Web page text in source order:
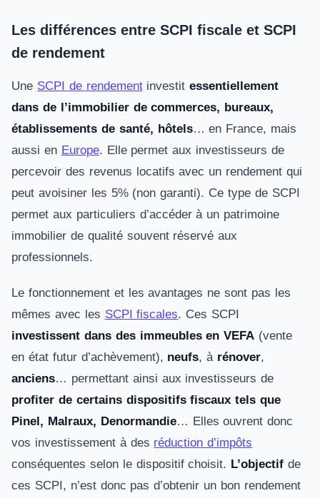
Les différences entre SCPI fiscale et SCPI
de rendement
Une SCPI de rendementinvestitessentiellement
dans de l’immobilier de commerces, bureaux,
établissements de santé, hôtels… en France, mais
aussi en Europe. Elle permet aux investisseurs de
percevoir des revenus locatifs avec un rendement qui
peut avoisiner les 5% (non garanti). Ce type de SCPI
permet aux particuliers d’accéder à un patrimoine
immobilier de qualité souvent réservé aux
professionnels.
Le fonctionnement et les avantages ne sont pas les
mêmes avec les SCPI fiscales. Ces SCPI
investissent dans des immeubles en VEFA (vente
en état futur d’achèvement), neufs, à rénover,
anciens… permettant ainsi aux investisseurs de
profiter de certains dispositifs fiscaux tels que
Pinel, Malraux, Denormandie… Elles ouvrent donc
vos investissement à des réduction d’impôts
conséquentes selon le dispositif choisit. L’objectif de
ces SCPI, n’est donc pas d’obtenir un bon rendement